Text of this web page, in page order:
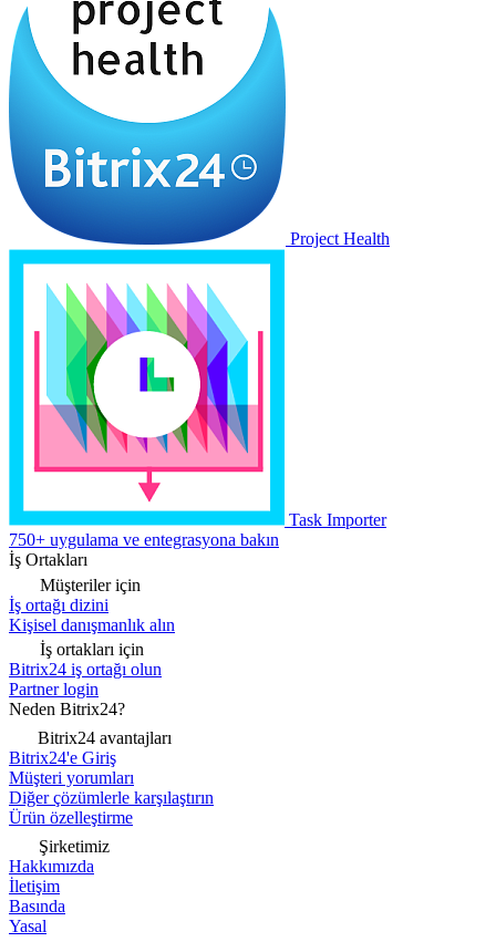
Project Health
Task Importer
750+ uygulama ve entegrasyona bakın
İş Ortakları
Müşteriler için
İş ortağı dizini
Kişisel danışmanlık alın
İş ortakları için
Bitrix24 iş ortağı olun
Partner login
Neden Bitrix24?
Bitrix24 avantajları
Bitrix24'e Giriş
Müşteri yorumları
Diğer çözümlerle karşılaştırın
Ürün özelleştirme
Şirketimiz
Hakkımızda
İletişim
Basında
Yasal